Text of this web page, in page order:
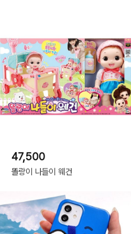
47,500
똘랑이 나들이 웨건